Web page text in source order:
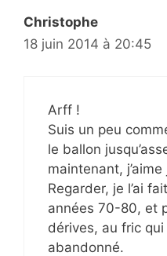
Christophe
18 juin 2014 à 20:45
Arff !
Suis un peu
le ballon
maintenant, j’aime
Regarder, je l’ai
années 70-80, et
dérives, au fric qui
abandonné.